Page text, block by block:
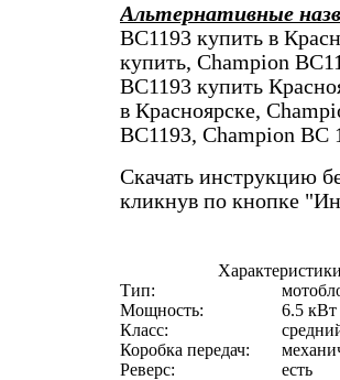
Альтернативные
BC1193 купить в
купить, Champion
BC1193 купить
в Красноярске,
BC1193, Champion BC
Скачать инструкцию
кликнув по кнопке
Тип:
Мощность:
6.5 кВт
Класс:
Коробка передач:
Реверс:
есть